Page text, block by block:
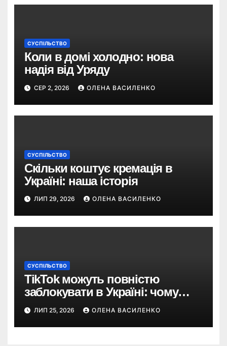
СУСПІЛЬСТВО
Коли в домі холодно: нова
надія від Уряду
СЕР 2, 2026 ОЛЕНА ВАСИЛЕНКО
СУСПІЛЬСТВО
Скільки коштує кремація в
Україні: наша історія
ЛИП 29, 2026 ОЛЕНА ВАСИЛЕНКО
СУСПІЛЬСТВО
TikTok можуть повністю
заблокувати в Україні: чому
з’явилася така пропозиція
ЛИП 25, 2026 ОЛЕНА ВАСИЛЕНКО